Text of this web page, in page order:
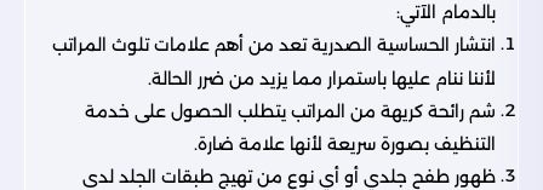
بالدمام الآتي:
انتشار الحساسية الصدرية تعد من أهم علامات تلوث المراتب
لأننا ننام عليها باستمرار مما يزيد من ضرر الحالة.
شم رائحة كريهة من المراتب يتطلب الحصول على خدمة
التنظيف بصورة سريعة لأنها علامة ضارة.
ظهور طفح جلدي أو أي نوع من تهيج طبقات الجلد لدى